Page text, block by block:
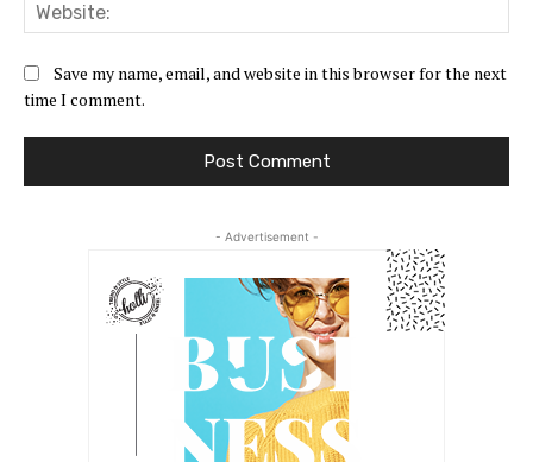
Save my name, email, and website in this browser for the next
time I comment.
- Advertisement -